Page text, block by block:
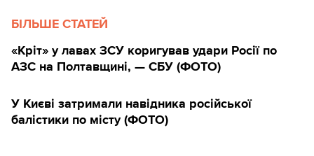
БІЛЬШЕ СТАТЕЙ
«Кріт» у лавах ЗСУ коригував удари Росії по
АЗС на Полтавщині, — СБУ (ФОТО)
У Києві затримали навідника російської
балістики по місту (ФОТО)